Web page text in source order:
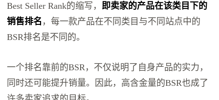
Best Seller Rank的缩写， 即卖家的产品在该类目下的
销售排名 ，每一款产品在不同类目与不同站点中的
BSR排名是不同的。
一个排名靠前的BSR，不仅说明了自身产品的实力，
同时还可能提升销量。因此，高含金量的BSR也成了